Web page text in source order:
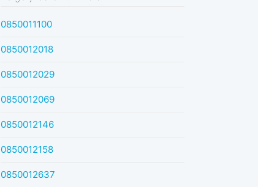
0850011100
0850012018
0850012029
0850012069
0850012146
0850012158
0850012637